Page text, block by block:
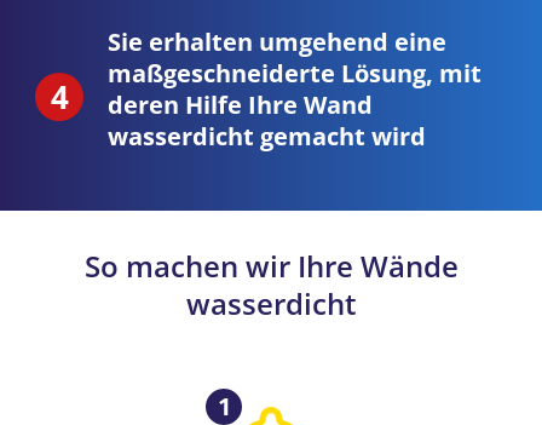
Sie erhalten umgehend eine
maßgeschneiderte Lösung, mit
deren Hilfe Ihre Wand
wasserdicht gemacht wird
So machen wir Ihre Wände
wasserdicht
1